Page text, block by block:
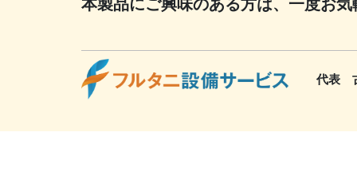
代表